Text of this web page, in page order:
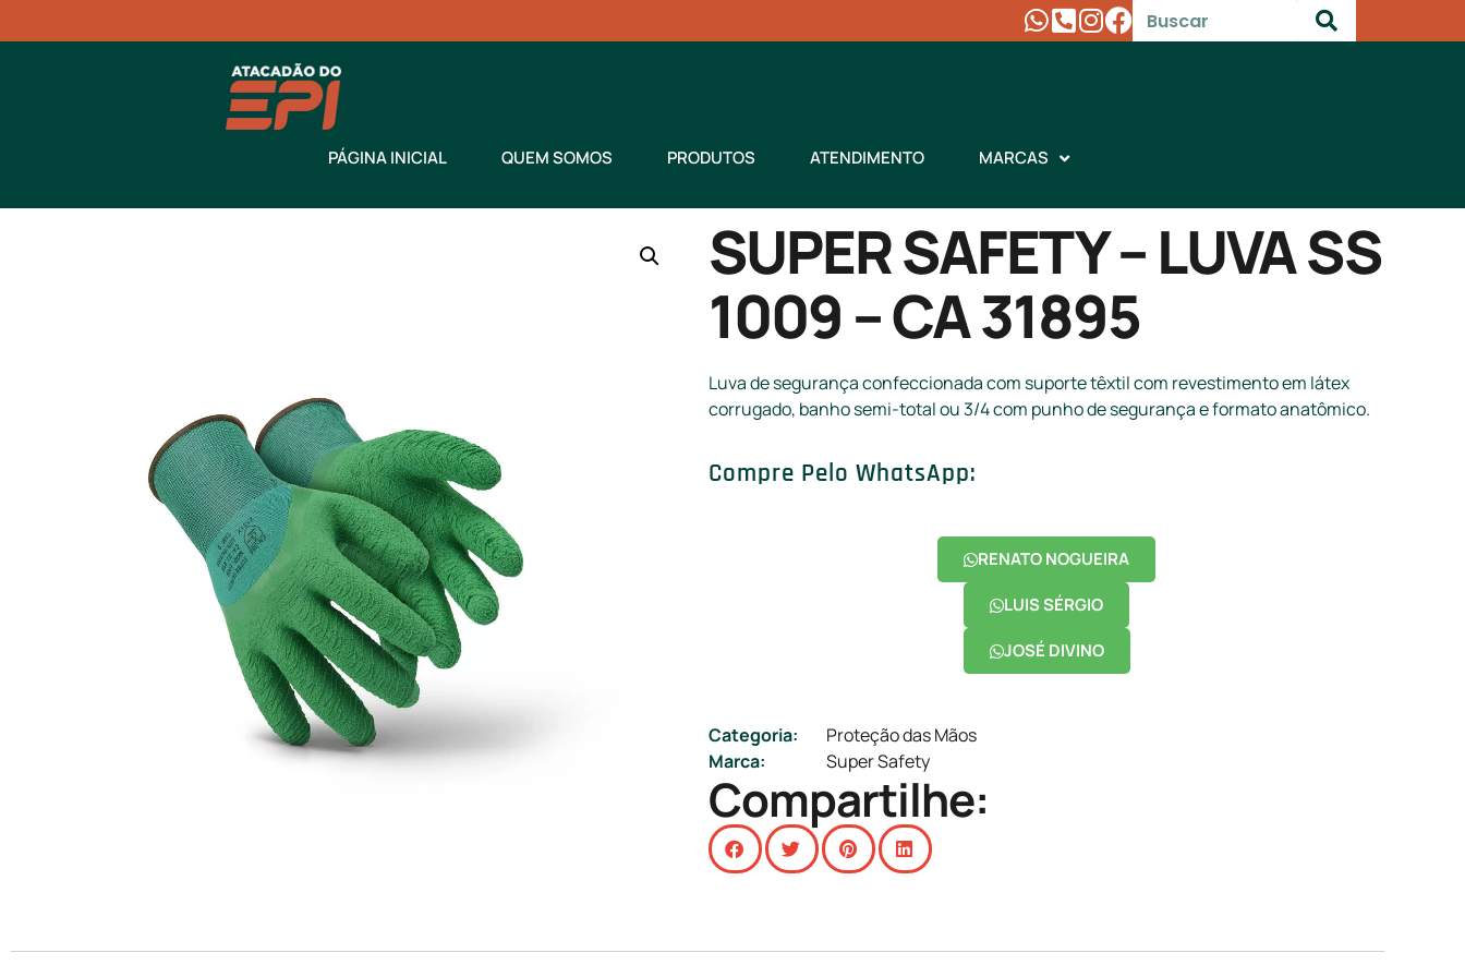
PÁGINA INICIAL QUEM SOMOS PRODUTOS ATENDIMENTO MARCAS
SUPER SAFETY – LUVA SS
1009 – CA 31895
Luva de segurança confeccionada com suporte têxtil com revestimento em látex
corrugado, banho semi-total ou 3/4 com punho de segurança e formato anatômico.
Compre Pelo WhatsApp:
RENATO NOGUEIRA
LUIS SÉRGIO
JOSÉ DIVINO
Categoria:
Proteção das Mãos
Marca:
Super Safety
Compartilhe: